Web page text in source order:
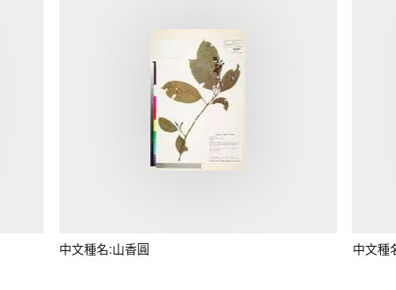
中文種名:山香圓 中文種